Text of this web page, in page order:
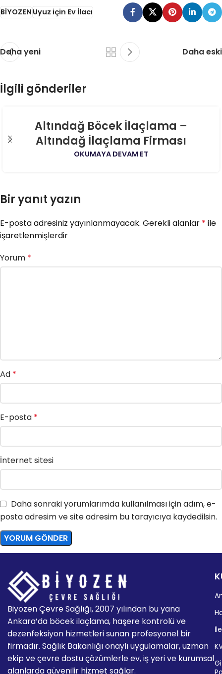
BİYOZENUyuz için Ev İlacı
Daha yeni Daha eski
İlgili gönderiler
Altındağ Böcek İlaçlama –
Altındağ İlaçlama Firması
OKUMAYA DEVAM ET
Bir yanıt yazın
E-posta adresiniz yayınlanmayacak. Gerekli alanlar * ile
işaretlenmişlerdir
Yorum *
Ad *
E-posta *
İnternet sitesi
Daha sonraki yorumlarımda kullanılması için adım, e-
posta adresim ve site adresim bu tarayıcıya kaydedilsin.
Biyozen Çevre Sağlığı, 2007 yılından bu yana
Ankara’da böcek ilaçlama, haşere kontrolü ve
dezenfeksiyon hizmetleri sunan profesyonel bir
firmadır. Sağlık Bakanlığı onaylı uygulamalar, uzman
ekip ve çevre dostu çözümlerle ev, iş yeri ve kurumsal
alanlarda güvenilir hizmet sağlar.